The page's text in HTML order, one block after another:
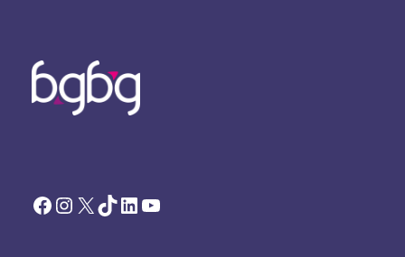
Facebook Instagram X TikTok LinkedIn YouTube